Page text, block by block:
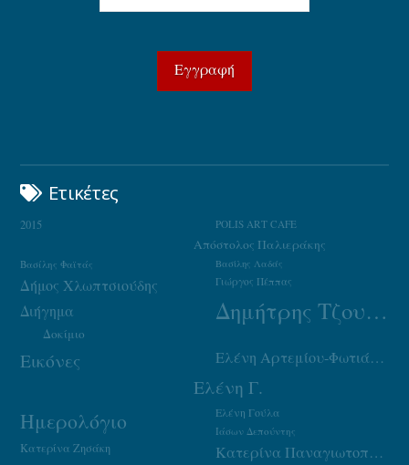
Ετικέτες
2015 POLIS ART CAFE
Απόστολος Παλιεράκης
Βασίλης Λαδάς
Βασίλης Φαϊτάς
Γιώργος Πέππας
Δήμος Χλωπτσιούδης
Δημήτρης Τζουμάκας
Διήγημα
Δοκίμιο
Εικόνες Ελένη Αρτεμίου-Φωτιάδου
Ελένη Γ.
Ελένη Γούλα
Ημερολόγιο Ιάσων Δεπούντης
Κατερίνα Ζησάκη Κατερίνα Παναγιωτοπούλου